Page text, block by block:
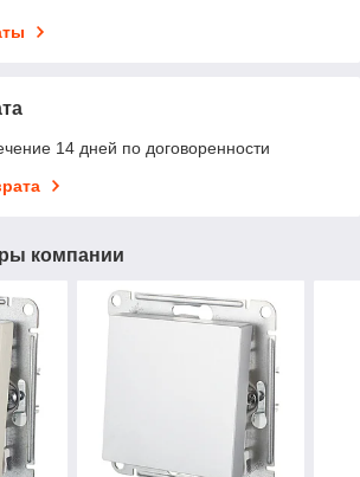
14 дней по договоренности
компании